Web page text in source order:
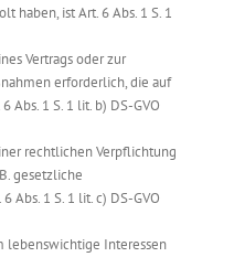
haben, ist Art. 6 Abs. 1 S. 1
Vertrags oder zur
erforderlich, die auf
Abs. 1 S. 1 lit. b) DS-GVO
rechtlichen Verpflichtung
gesetzliche
Abs. 1 S. 1 lit. c) DS-GVO
lebenswichtige Interessen